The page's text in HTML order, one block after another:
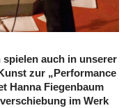
auch in unserer
zur „Performance
Hanna Fiegenbaum
im Werk